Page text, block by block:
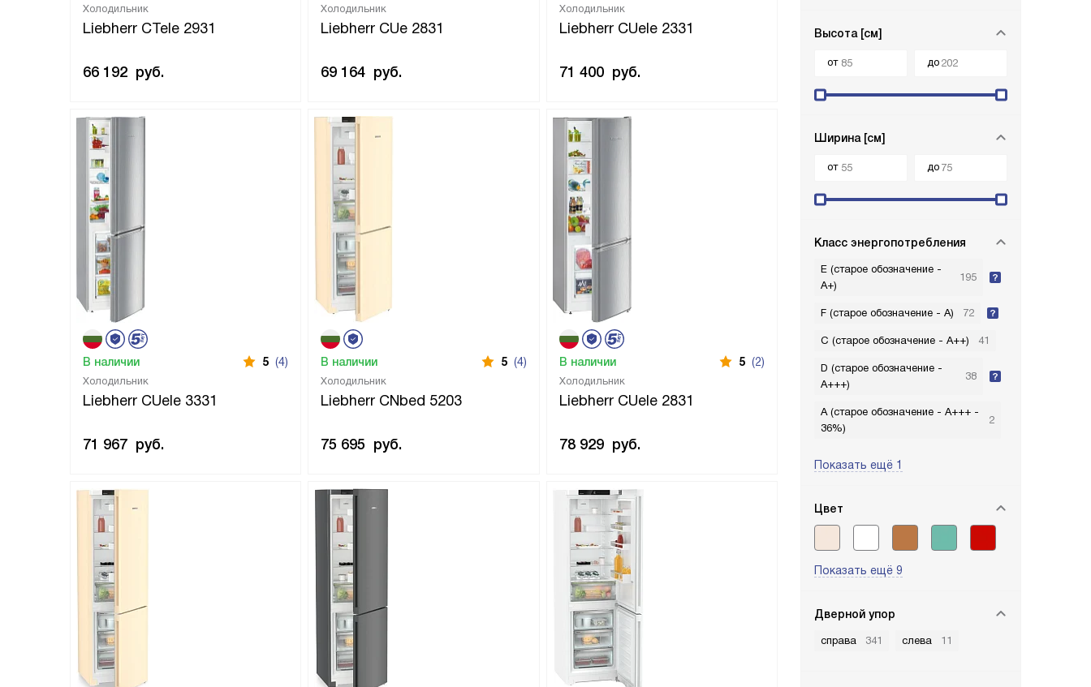
Высота [см]
от до
Ширина [см]
от до
Класс энергопотребления
E (старое обозначение -
A+)
195
F (старое обозначение - A) 72
C (старое обозначение - A++) 41
D (старое обозначение -
A+++)
38
A (старое обозначение - A+++ -
36%)
2
Показать ещё 1
Цвет
Показать ещё 9
Дверной упор
справа 341 слева 11
Холодильник
Liebherr CTele 2931
66 192 руб.
Холодильник
Liebherr CUe 2831
69 164 руб.
Холодильник
Liebherr CUele 2331
71 400 руб.
Холодильник
Liebherr CUele 3331
В наличии 5 (4)
71 967 руб.
Холодильник
Liebherr CNbed 5203
В наличии 5 (4)
75 695 руб.
Холодильник
Liebherr CUele 2831
В наличии 5 (2)
78 929 руб.